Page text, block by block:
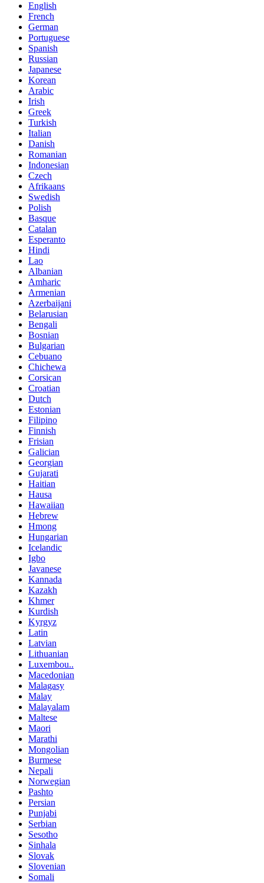
English
French
German
Portuguese
Spanish
Russian
Japanese
Korean
Arabic
Irish
Greek
Turkish
Italian
Danish
Romanian
Indonesian
Czech
Afrikaans
Swedish
Polish
Basque
Catalan
Esperanto
Hindi
Lao
Albanian
Amharic
Armenian
Azerbaijani
Belarusian
Bengali
Bosnian
Bulgarian
Cebuano
Chichewa
Corsican
Croatian
Dutch
Estonian
Filipino
Finnish
Frisian
Galician
Georgian
Gujarati
Haitian
Hausa
Hawaiian
Hebrew
Hmong
Hungarian
Icelandic
Igbo
Javanese
Kannada
Kazakh
Khmer
Kurdish
Kyrgyz
Latin
Latvian
Lithuanian
Luxembou..
Macedonian
Malagasy
Malay
Malayalam
Maltese
Maori
Marathi
Mongolian
Burmese
Nepali
Norwegian
Pashto
Persian
Punjabi
Serbian
Sesotho
Sinhala
Slovak
Slovenian
Somali